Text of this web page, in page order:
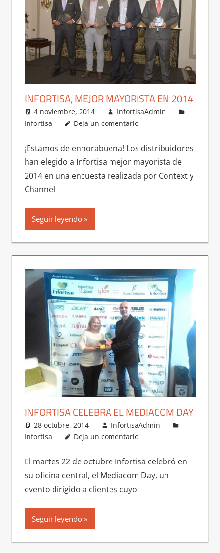
INFORTISA, MEJOR MAYORISTA EN 2014
4 noviembre, 2014
InfortisaAdmin
Infortisa
Deja un comentario
¡Estamos de enhorabuena! Los distribuidores
han elegido a Infortisa mejor mayorista de
2014 en una encuesta realizada por Context y
Channel
Seguir leyendo
INFORTISA CELEBRA EL MEDIACOM DAY
28 octubre, 2014
InfortisaAdmin
Infortisa
Deja un comentario
El martes 22 de octubre Infortisa celebró en
su oficina central, el Mediacom Day, un
evento dirigido a clientes cuyo
Seguir leyendo